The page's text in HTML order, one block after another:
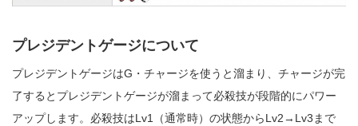
プレジデントゲージについて
プレジデントゲージはG・チャージを使うと溜まり、チャージが完
了するとプレジデントゲージが溜まって必殺技が段階的にパワー
アップします。必殺技はLv1（通常時）の状態からLv2→Lv3まで